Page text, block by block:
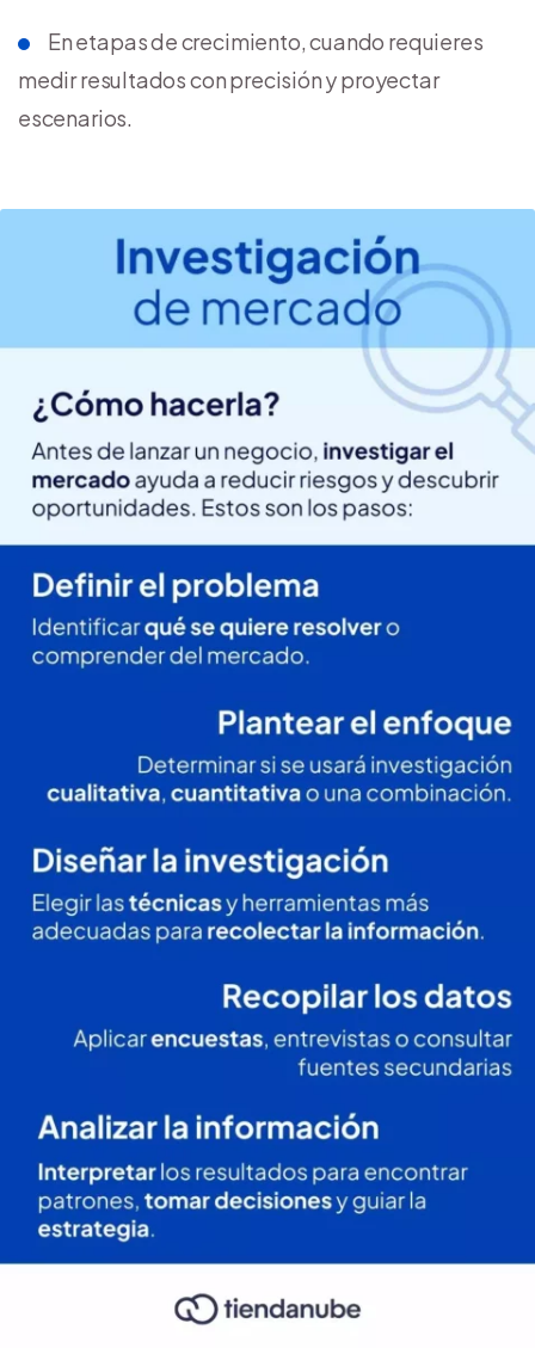
En etapas de crecimiento, cuando requieres
medir resultados con precisión y proyectar
escenarios.